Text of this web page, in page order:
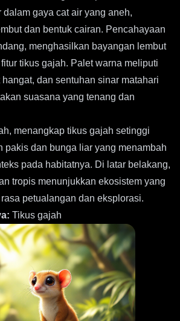
gaya cat air yang aneh,
dan bentuk cairan. Pencahayaan
menghasilkan bayangan lembut
tikus gajah. Palet warna meliputi
dan sentuhan sinar matahari
suasana yang tenang dan
menangkap tikus gajah setinggi
pakis dan bunga liar yang menambah
pada habitatnya. Di latar belakang,
tropis menunjukkan ekosistem yang
petualangan dan eksplorasi.
Tikus gajah